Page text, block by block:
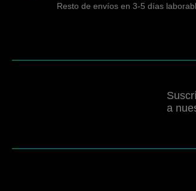
Resto de envíos en 3-5 días
a